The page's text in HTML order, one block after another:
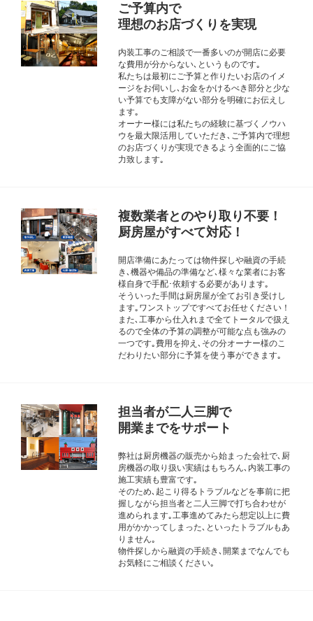
ご予算内で
理想のお店づくりを実現
内装工事のご相談で一番多いのが開店に必要
な費用が分からない､というものです｡
私たちは最初にご予算と作りたいお店のイメ
ージをお伺いし､お金をかけるべき部分と少な
い予算でも支障がない部分を明確にお伝えし
ます｡
オーナー様には私たちの経験に基づくノウハ
ウを最大限活用していただき､ご予算内で理想
のお店づくりが実現できるよう全面的にご協
力致します｡
複数業者とのやり取り不要！
厨房屋がすべて対応！
開店準備にあたっては物件探しや融資の手続
き､機器や備品の準備など､様々な業者にお客
様自身で手配･依頼する必要があります｡
そういった手間は厨房屋が全てお引き受けし
ます｡ワンストップですべてお任せください！
また､工事から仕入れまで全てトータルで扱え
るので全体の予算の調整が可能な点も強みの
一つです｡費用を抑え､その分オーナー様のこ
だわりたい部分に予算を使う事ができます｡
担当者が二人三脚で
開業までをサポート
弊社は厨房機器の販売から始まった会社で､厨
房機器の取り扱い実績はもちろん､内装工事の
施工実績も豊富です｡
そのため､起こり得るトラブルなどを事前に把
握しながら担当者と二人三脚で打ち合わせが
進められます｡工事進めてみたら想定以上に費
用がかかってしまった､といったトラブルもあ
りません｡
物件探しから融資の手続き､開業までなんでも
お気軽にご相談ください｡